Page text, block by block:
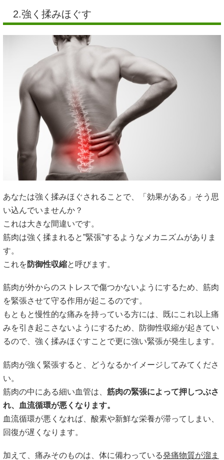
2.強く揉みほぐす
あなたは強く揉みほぐされることで、「効果がある」そう思
い込んでいませんか？
これは大きな間違いです。
筋肉は強く揉まれると”緊張”するようなメカニズムがありま
す。
これを 防御性収縮と呼びます。
筋肉が外からのストレスで傷つかないようにするため、筋肉
を緊張させて守る作用が起こるのです。
もともと慢性的な痛みを持っている方には、既にこれ以上痛
みを引き起こさないようにするため、防御性収縮が起きてい
るので、強く揉みほぐすことで更に強い緊張が発生します。
筋肉が強く緊張すると、どうなるかイメージしてみてくださ
い。
筋肉の中にある細い血管は、 筋肉の緊張によって押しつぶさ
れ、血流循環が悪くなります。
血流循環が悪くなれば、酸素や新鮮な栄養が滞ってしまい、
回復が遅くなります。
加えて、痛みそのものは、体に備わっている発痛物質が溜ま